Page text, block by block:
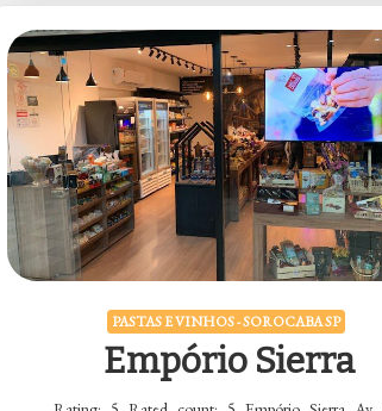
PASTAS E VINHOS - SOROCABA SP
Empório Sierra